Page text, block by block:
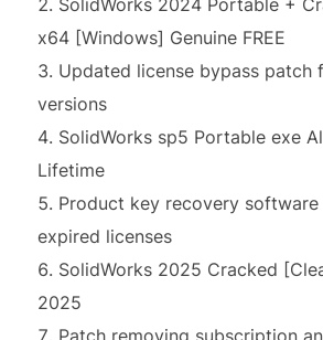
x64 [Windows] Genuine FREE
Updated license bypass
versions
SolidWorks sp5 Portable exe
Lifetime
Product key recovery
expired licenses
SolidWorks 2025 Cracked
2025
Patch removing subscription